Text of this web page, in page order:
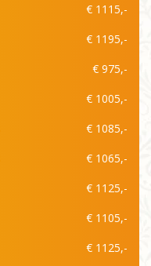
€ 1115,-
€ 1195,-
€ 975,-
€ 1005,-
€ 1085,-
€ 1065,-
€ 1125,-
€ 1105,-
€ 1125,-